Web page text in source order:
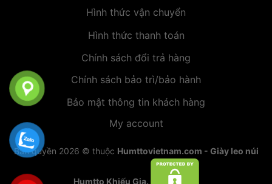
Hình thức vận chuyển
Hình thức thanh toán
Chính sách đổi trả hàng
Chính sách bảo trì/bảo hành
Bảo mật thông tin khách hàng
My account
Bản quyền 2026 © thuộc Humttovietnam.com - Giày leo núi
Humtto Khiếu Gia.